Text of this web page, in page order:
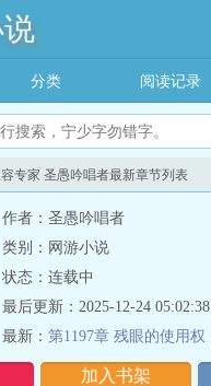
分类 阅读记录
专家 圣愚吟唱者最新章节列表
作者：圣愚吟唱者
类别：网游小说
状态：连载中
加入书架
最后更新：2025-12-24 05:02:38
最新： 第1197章 残眼的使用权